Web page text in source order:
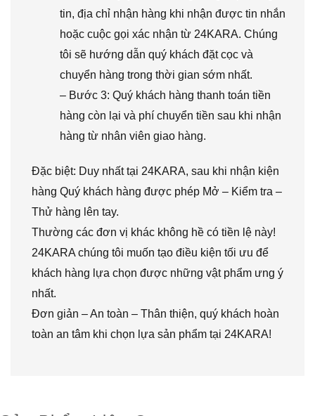
tin, địa chỉ nhận hàng khi nhận được tin nhắn
hoặc cuộc gọi xác nhận từ 24KARA. Chúng
tôi sẽ hướng dẫn quý khách đặt cọc và
chuyển hàng trong thời gian sớm nhất.
– Bước 3: Quý khách hàng thanh toán tiền
hàng còn lại và phí chuyển tiền sau khi nhận
hàng từ nhân viên giao hàng.
Đặc biệt: Duy nhất tại 24KARA, sau khi nhận kiện
hàng Quý khách hàng được phép Mở – Kiểm tra –
Thử hàng lên tay.
Thường các đơn vị khác không hề có tiền lệ này!
24KARA chúng tôi muốn tạo điều kiện tối ưu để
khách hàng lựa chọn được những vật phẩm ưng ý
nhất.
Đơn giản – An toàn – Thân thiện, quý khách hoàn
toàn an tâm khi chọn lựa sản phẩm tại 24KARA!